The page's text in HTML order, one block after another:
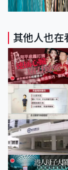
其他人也在